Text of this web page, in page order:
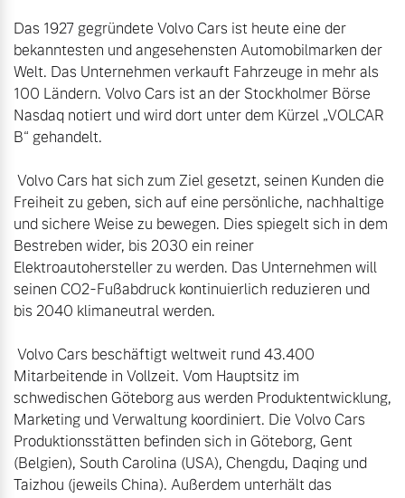
Das 1927 gegründete Volvo Cars ist heute eine der
bekanntesten und angesehensten Automobilmarken der
Welt. Das Unternehmen verkauft Fahrzeuge in mehr als
100 Ländern. Volvo Cars ist an der Stockholmer Börse
Nasdaq notiert und wird dort unter dem Kürzel „VOLCAR
B“ gehandelt.
Freiheit zu geben, sich auf eine persönliche, nachhaltige
und sichere Weise zu bewegen. Dies spiegelt sich in dem
Bestreben wider, bis 2030 ein reiner
Elektroautohersteller zu werden. Das Unternehmen will
seinen CO2-Fußabdruck kontinuierlich reduzieren und
bis 2040 klimaneutral werden.
Mitarbeitende in Vollzeit. Vom Hauptsitz im
schwedischen Göteborg aus werden Produktentwicklung,
Marketing und Verwaltung koordiniert. Die Volvo Cars
Produktionsstätten befinden sich in Göteborg, Gent
(Belgien), South Carolina (USA), Chengdu, Daqing und
Taizhou (jeweils China). Außerdem unterhält das